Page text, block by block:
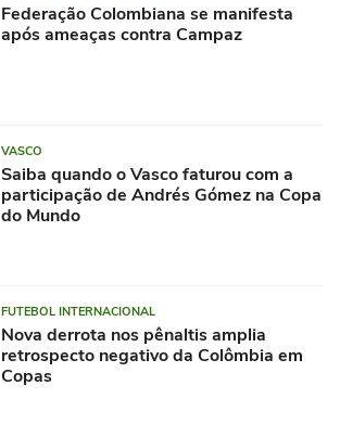
Federação Colombiana se manifesta
após ameaças contra Campaz
VASCO
Saiba quando o Vasco faturou com a
participação de Andrés Gómez na Copa
do Mundo
FUTEBOL INTERNACIONAL
Nova derrota nos pênaltis amplia
retrospecto negativo da Colômbia em
Copas